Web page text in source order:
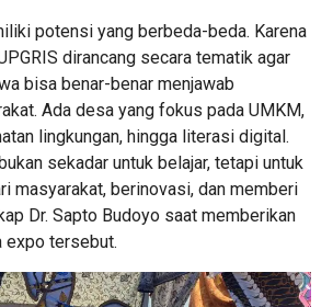
potensi yang berbeda-beda. Karena
dirancang secara tematik agar
bisa benar-benar menjawab
Ada desa yang fokus pada UMKM,
lingkungan, hingga literasi digital.
sekadar untuk belajar, tetapi untuk
masyarakat, berinovasi, dan memberi
Dr. Sapto Budoyo saat memberikan
expo tersebut.